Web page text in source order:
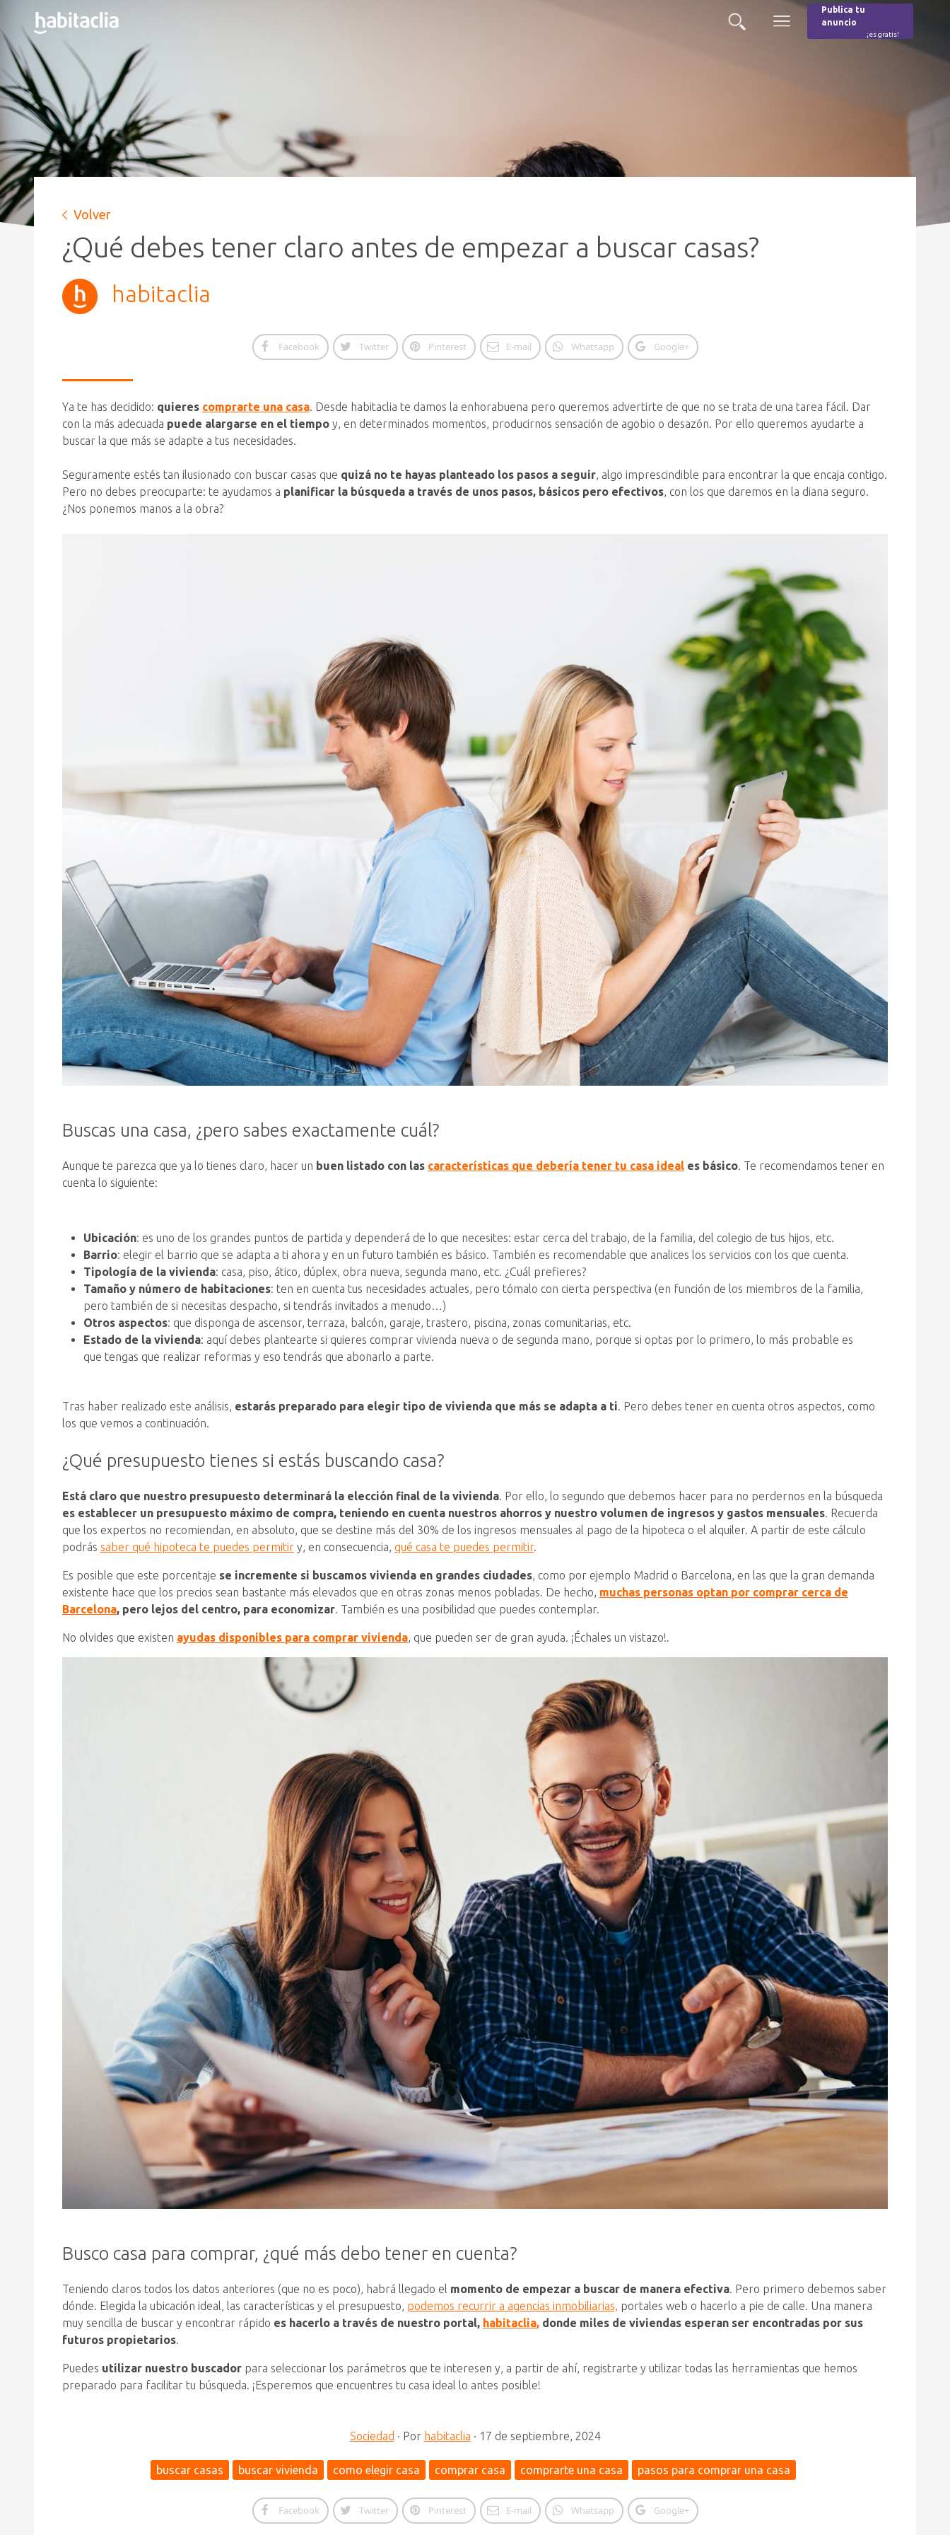
Buscar
Menú
Publica tu
anuncio
¡es gratis!
Volver
¿Qué debes tener claro antes de empezar a buscar casas?
habitaclia
Facebook Twitter Pinterest E-mail Whatsapp Google+
Ya te has decidido: quieres comprarte una casa. Desde habitaclia te damos la enhorabuena pero queremos advertirte de que no se trata de una tarea fácil. Dar
con la más adecuada puede alargarse en el tiempo y, en determinados momentos, producirnos sensación de agobio o desazón. Por ello queremos ayudarte a
buscar la que más se adapte a tus necesidades.
Seguramente estés tan ilusionado con buscar casas que quizá no te hayas planteado los pasos a seguir, algo imprescindible para encontrar la que encaja contigo.
Pero no debes preocuparte: te ayudamos a planificar la búsqueda a través de unos pasos, básicos pero efectivos, con los que daremos en la diana seguro.
¿Nos ponemos manos a la obra?
Buscas una casa, ¿pero sabes exactamente cuál?
Aunque te parezca que ya lo tienes claro, hacer un buen listado con las características que debería tener tu casa ideal es básico. Te recomendamos tener en
cuenta lo siguiente:
Ubicación: es uno de los grandes puntos de partida y dependerá de lo que necesites: estar cerca del trabajo, de la familia, del colegio de tus hijos, etc.
Barrio: elegir el barrio que se adapta a ti ahora y en un futuro también es básico. También es recomendable que analices los servicios con los que cuenta.
Tipología de la vivienda: casa, piso, ático, dúplex, obra nueva, segunda mano, etc. ¿Cuál prefieres?
Tamaño y número de habitaciones: ten en cuenta tus necesidades actuales, pero tómalo con cierta perspectiva (en función de los miembros de la familia,
pero también de si necesitas despacho, si tendrás invitados a menudo…)
Otros aspectos: que disponga de ascensor, terraza, balcón, garaje, trastero, piscina, zonas comunitarias, etc.
Estado de la vivienda: aquí debes plantearte si quieres comprar vivienda nueva o de segunda mano, porque si optas por lo primero, lo más probable es
que tengas que realizar reformas y eso tendrás que abonarlo a parte.
Tras haber realizado este análisis, estarás preparado para elegir tipo de vivienda que más se adapta a ti. Pero debes tener en cuenta otros aspectos, como
los que vemos a continuación.
¿Qué presupuesto tienes si estás buscando casa?
Está claro que nuestro presupuesto determinará la elección final de la vivienda. Por ello, lo segundo que debemos hacer para no perdernos en la búsqueda
es establecer un presupuesto máximo de compra, teniendo en cuenta nuestros ahorros y nuestro volumen de ingresos y gastos mensuales. Recuerda
que los expertos no recomiendan, en absoluto, que se destine más del 30% de los ingresos mensuales al pago de la hipoteca o el alquiler. A partir de este cálculo
podrás saber qué hipoteca te puedes permitir y, en consecuencia, qué casa te puedes permitir.
Es posible que este porcentaje se incremente si buscamos vivienda en grandes ciudades, como por ejemplo Madrid o Barcelona, en las que la gran demanda
existente hace que los precios sean bastante más elevados que en otras zonas menos pobladas. De hecho, muchas personas optan por comprar cerca de
Barcelona, pero lejos del centro, para economizar. También es una posibilidad que puedes contemplar.
No olvides que existen ayudas disponibles para comprar vivienda, que pueden ser de gran ayuda. ¡Échales un vistazo!.
Busco casa para comprar, ¿qué más debo tener en cuenta?
Teniendo claros todos los datos anteriores (que no es poco), habrá llegado el momento de empezar a buscar de manera efectiva. Pero primero debemos saber
dónde. Elegida la ubicación ideal, las características y el presupuesto, podemos recurrir a agencias inmobiliarias, portales web o hacerlo a pie de calle. Una manera
muy sencilla de buscar y encontrar rápido es hacerlo a través de nuestro portal, habitaclia, donde miles de viviendas esperan ser encontradas por sus
futuros propietarios.
Puedes utilizar nuestro buscador para seleccionar los parámetros que te interesen y, a partir de ahí, registrarte y utilizar todas las herramientas que hemos
preparado para facilitar tu búsqueda. ¡Esperemos que encuentres tu casa ideal lo antes posible!
Sociedad · Por habitaclia · 17 de septiembre, 2024
buscar casas buscar vivienda como elegir casa comprar casa comprarte una casa pasos para comprar una casa
Facebook Twitter Pinterest E-mail Whatsapp Google+